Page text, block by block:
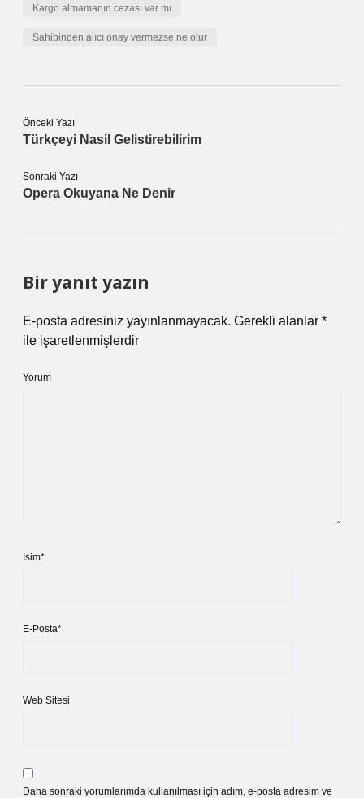
Kargo almamanın cezası var mı
Sahibinden alıcı onay vermezse ne olur
Önceki Yazı
Türkçeyi Nasil Gelistirebilirim
Sonraki Yazı
Opera Okuyana Ne Denir
Bir yanıt yazın
E-posta adresiniz yayınlanmayacak. Gerekli alanlar *
ile işaretlenmişlerdir
Yorum
İsim*
E-Posta*
Web Sitesi
Daha sonraki yorumlarımda kullanılması için adım, e-posta adresim ve